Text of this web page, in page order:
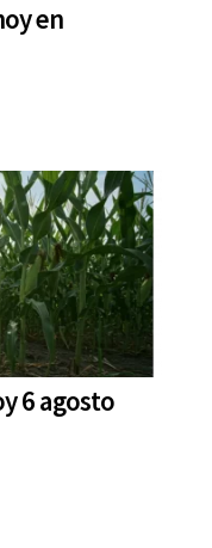
en
6 agosto